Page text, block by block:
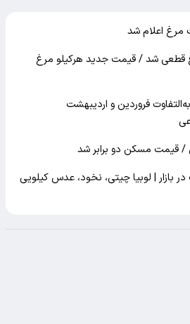
مرغ اعلام شد
شد / قیمت جدید هرکیلو مرغ
فروردین و اردیبهشت
/ قیمت مسکن دو برابر شد
بازار | لوبیا چیتی، نخود، عدس کیلویی